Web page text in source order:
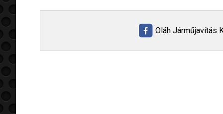
Oláh Járműjavítás